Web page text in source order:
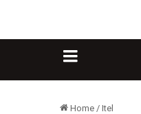
Sidebar
Home / Itel